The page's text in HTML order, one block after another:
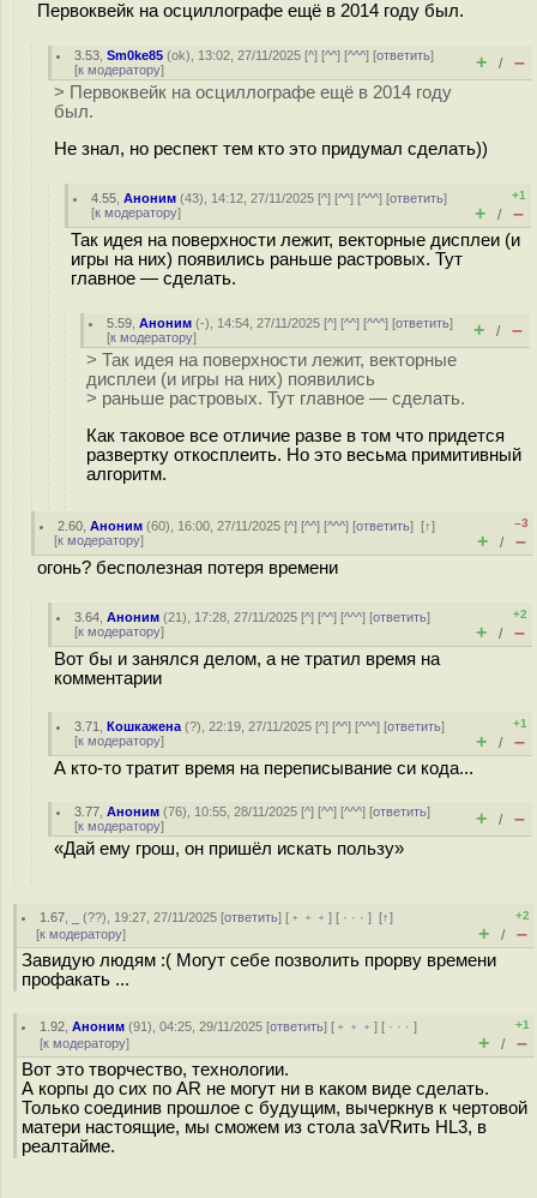
Первоквейк на осциллографе ещё в 2014 году был.
3.53 ,Sm0ke85 (ok), 13:02, 27/11/2025 [^] [^^] [^^^] [ответить]
[к модератору] + / –
> Первоквейк на осциллографе ещё в 2014 году
был.
Не знал, но респект тем кто это придумал сделать))
4.55 ,Аноним (43), 14:12, 27/11/2025 [^] [^^] [^^^] [ответить]
[к модератору]
+1
+ / –
Так идея на поверхности лежит, векторные дисплеи (и
игры на них) появились раньше растровых. Тут
главное — сделать.
5.59 ,Аноним (-), 14:54, 27/11/2025 [^] [^^] [^^^] [ответить]
[к модератору] + / –
> Так идея на поверхности лежит, векторные
дисплеи (и игры на них) появились
> раньше растровых. Тут главное — сделать.
Как таковое все отличие разве в том что придется
развертку откосплеить. Но это весьма примитивный
алгоритм.
2.60 ,Аноним (60), 16:00, 27/11/2025 [^] [^^] [^^^] [ответить][↑]
[к модератору]
–3
+ / –
огонь? бесполезная потеря времени
3.64 ,Аноним (21), 17:28, 27/11/2025 [^] [^^] [^^^] [ответить]
[к модератору]
+2
+ / –
Вот бы и занялся делом, а не тратил время на
комментарии
3.71 ,Кошкажена (?), 22:19, 27/11/2025 [^] [^^] [^^^] [ответить]
[к модератору]
+1
+ / –
А кто-то тратит время на переписывание си кода...
3.77 ,Аноним (76), 10:55, 28/11/2025 [^] [^^] [^^^] [ответить]
[к модератору] + / –
«Дай ему грош, он пришёл искать пользу»
1.67 (??), 19:27, 27/11/2025 [ответить] [ ﹢﹢﹢] [ · · ·][↑]
[к модератору]
+2
+ / –
Завидую людям :( Могут себе позволить прорву времени
профакать ...
1.92 ,Аноним (91), 04:25, 29/11/2025 [ответить] [ ﹢﹢﹢] [ · · ·]
[к модератору]
+1
+ / –
Вот это творчество, технологии.
А корпы до сих по AR не могут ни в каком виде сделать.
Только соединив прошлое с будущим, вычеркнув к чертовой
матери настоящие, мы сможем из стола заVRить HL3, в
реалтайме.